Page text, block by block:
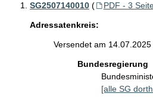
SG2507140010 ( PDF - 3
Adressatenkreis:
Versendet am 14.07.2025
Bundesregierung
[alle SG